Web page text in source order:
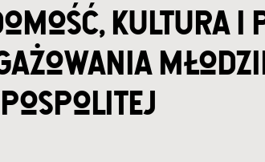
kultura i